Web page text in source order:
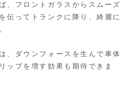
、フロントガラスからスムーズ
伝ってトランクに降り、綺麗に
、ダウンフォースを生んで車体
ップを増す効果も期待できま